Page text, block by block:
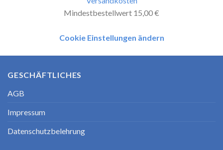
Mindestbestellwert 15,00 €
Cookie Einstellungen ändern
GESCHÄFTLICHES
AGB
Impressum
Datenschutzbelehrung